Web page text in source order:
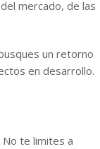
mercado, de las
un retorno
en desarrollo.
No te limites a